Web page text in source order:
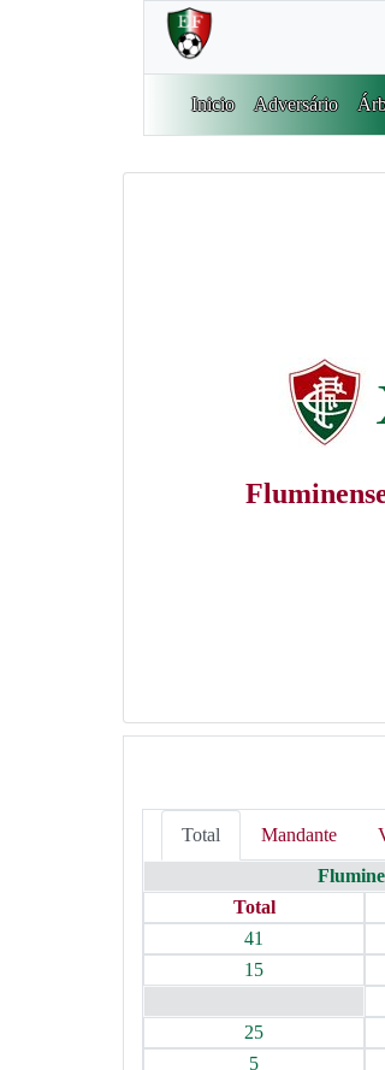
Inicio Adversário
Total Mandante
Total
41
15
25
5